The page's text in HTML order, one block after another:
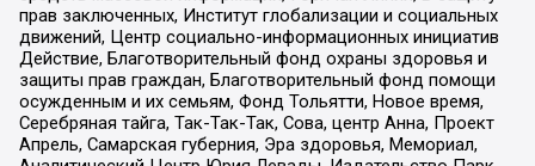
прав заключенных, Институт глобализации и социальных
движений, Центр социально-информационных инициатив
Действие, Благотворительный фонд охраны здоровья и
защиты прав граждан, Благотворительный фонд помощи
осужденным и их семьям, Фонд Тольятти, Новое время,
Серебряная тайга, Так-Так-Так, Сова, центр Анна, Проект
Апрель, Самарская губерния, Эра здоровья, Мемориал,